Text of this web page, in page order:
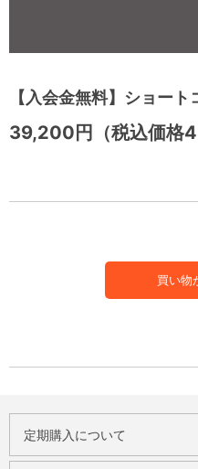
【入会金無料】ショー
39,200円（税込価格
買い物
定期購入について